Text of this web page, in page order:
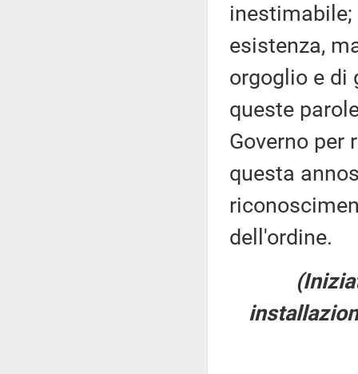
esistenza,
orgoglio e di
queste
Governo per
questa
dell'ordine.